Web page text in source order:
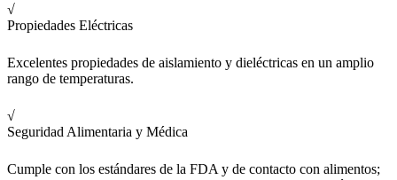
√
Propiedades Eléctricas
Excelentes propiedades de aislamiento y dieléctricas en un amplio
rango de temperaturas.
√
Seguridad Alimentaria y Médica
Cumple con los estándares de la FDA y de contacto con alimentos;